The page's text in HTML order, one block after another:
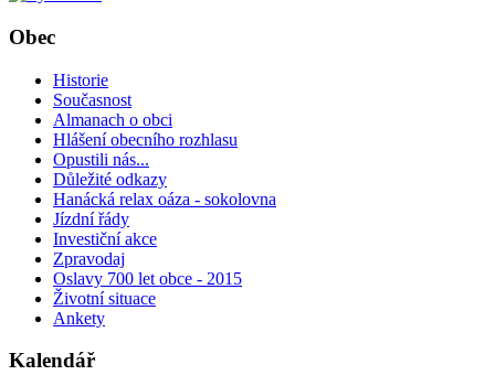
Obec
Historie
Současnost
Almanach o obci
Hlášení obecního rozhlasu
Opustili nás...
Důležité odkazy
Hanácká relax oáza - sokolovna
Jízdní řády
Investiční akce
Zpravodaj
Oslavy 700 let obce - 2015
Životní situace
Ankety
Kalendář